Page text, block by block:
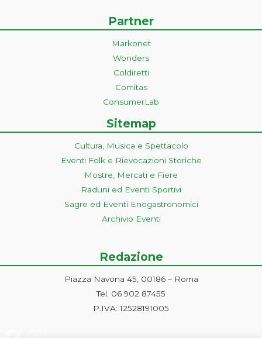
Partner
Markonet
Wonders
Coldiretti
Comitas
ConsumerLab
Sitemap
Cultura, Musica e Spettacolo
Eventi Folk e Rievocazioni Storiche
Mostre, Mercati e Fiere
Raduni ed Eventi Sportivi
Sagre ed Eventi Enogastronomici
Archivio Eventi
Redazione
Piazza Navona 45, 00186 – Roma
Tel. 06 902 87455
P.IVA: 12528191005